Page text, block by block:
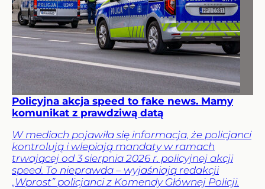
Policyjna akcja speed to fake news. Mamy
komunikat z prawdziwą datą
W mediach pojawiła się informacja, że policjanci
kontrolują i wlepiają mandaty w ramach
trwającej od 3 sierpnia 2026 r. policyjnej akcji
speed. To nieprawda – wyjaśniają redakcji
„Wprost” policjanci z Komendy Głównej Policji.